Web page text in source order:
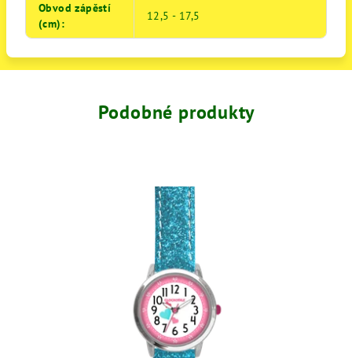
Obvod zápěstí
(cm):
12,5 - 17,5
Podobné produkty